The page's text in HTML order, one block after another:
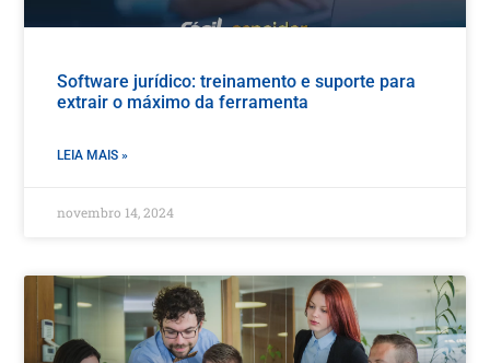
Software jurídico: treinamento e suporte para
extrair o máximo da ferramenta
LEIA MAIS »
novembro 14, 2024